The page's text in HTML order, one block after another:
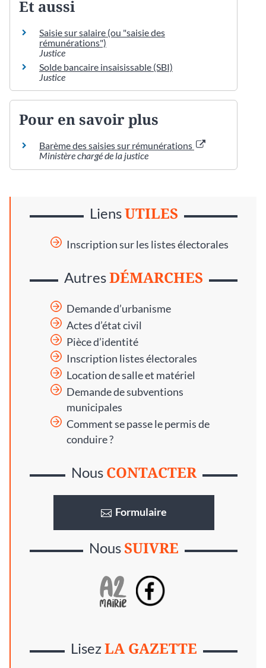
Et aussi
Saisie sur salaire (ou "saisie des
rémunérations")
Justice
Solde bancaire insaisissable (SBI)
Justice
Pour en savoir plus
Barème des saisies sur rémunérations
Ministère chargé de la justice
LiensUTILES
Inscription sur les listes électorales
AutresDÉMARCHES
Demande d’urbanisme
Actes d’état civil
Pièce d’identité
Inscription listes électorales
Location de salle et matériel
Demande de subventions
municipales
Comment se passe le permis de
conduire ?
Nous CONTACTER
Formulaire
NousSUIVRE
LisezLA GAZETTE